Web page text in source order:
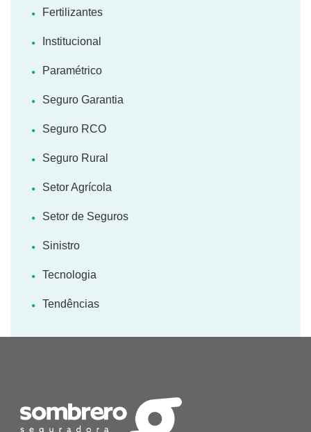
Fertilizantes
Institucional
Paramétrico
Seguro Garantia
Seguro RCO
Seguro Rural
Setor Agrícola
Setor de Seguros
Sinistro
Tecnologia
Tendências